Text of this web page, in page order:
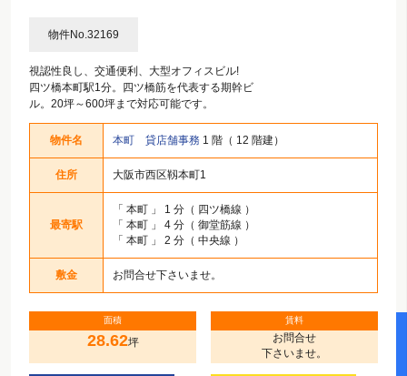
物件No.32169
視認性良し、交通便利、大型オフィスビル!
四ツ橋本町駅1分。四ツ橋筋を代表する期幹ビ
ル。20坪～600坪まで対応可能です。
物件名 本町 貸店舗事務 1 階（ 12 階建）
住所 大阪市西区靱本町1
最寄駅
「 本町 」 1 分（ 四ツ橋線 ）
「 本町 」 4 分（ 御堂筋線 ）
「 本町 」 2 分（ 中央線 ）
敷金 お問合せ下さいませ。
面積
28.62坪
賃料
お問合せ
下さいませ。